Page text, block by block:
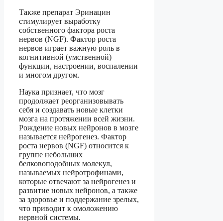
Также препарат Эринацин
стимулирует выработку
собственного фактора роста
нервов (NGF). Фактор роста
нервов играет важную роль в
когнитивной (умственной)
функции, настроении, воспалении
и многом другом.
Наука признает, что мозг
продолжает реорганизовывать
себя и создавать новые клетки
мозга на протяжении всей жизни.
Рождение новых нейронов в мозге
называется нейрогенез. Фактор
роста нервов (NGF) относится к
группе небольших
белковоподобных молекул,
называемых нейротрофинами,
которые отвечают за нейрогенез и
развитие новых нейронов, а также
за здоровье и поддержание зрелых,
что приводит к омоложению
нервной системы.